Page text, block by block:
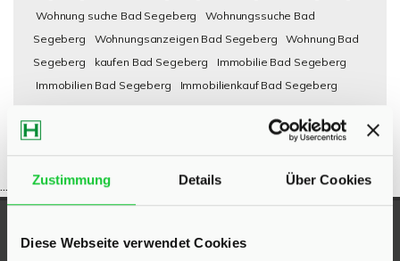
Zustimmung Details Über Cookies
Diese Webseite verwendet Cookies
Wohnung suche Bad Segeberg
Wohnungssuche Bad
Segeberg
Wohnungsanzeigen Bad Segeberg
Wohnung Bad
Segeberg
kaufen Bad Segeberg
Immobilie Bad Segeberg
Immobilien Bad Segeberg
Immobilienkauf Bad Segeberg
...
UNSERE AUSZEICHNUNGEN